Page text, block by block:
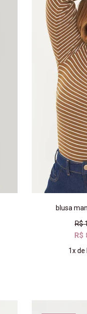
blusa
R$
R$
1xde